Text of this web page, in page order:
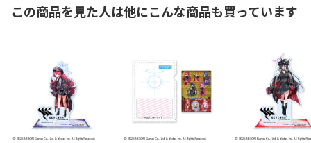
この商品を見た人は他にこんな商品も買っています